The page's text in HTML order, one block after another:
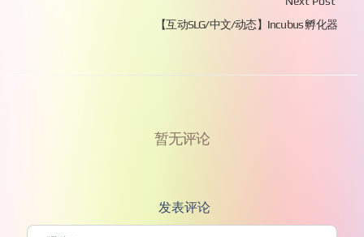
【互动SLG/中文/动态】Incubus 孵化器
暂无评论
发表评论